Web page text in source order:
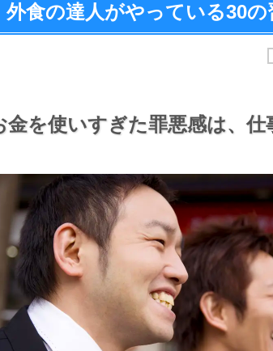
外食の達人がやっている30の
金を使いすぎた罪悪感は、仕